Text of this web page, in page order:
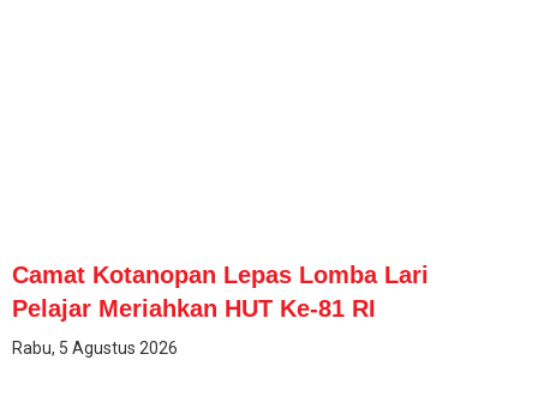
Camat Kotanopan Lepas Lomba Lari
Pelajar Meriahkan HUT Ke-81 RI
Rabu, 5 Agustus 2026